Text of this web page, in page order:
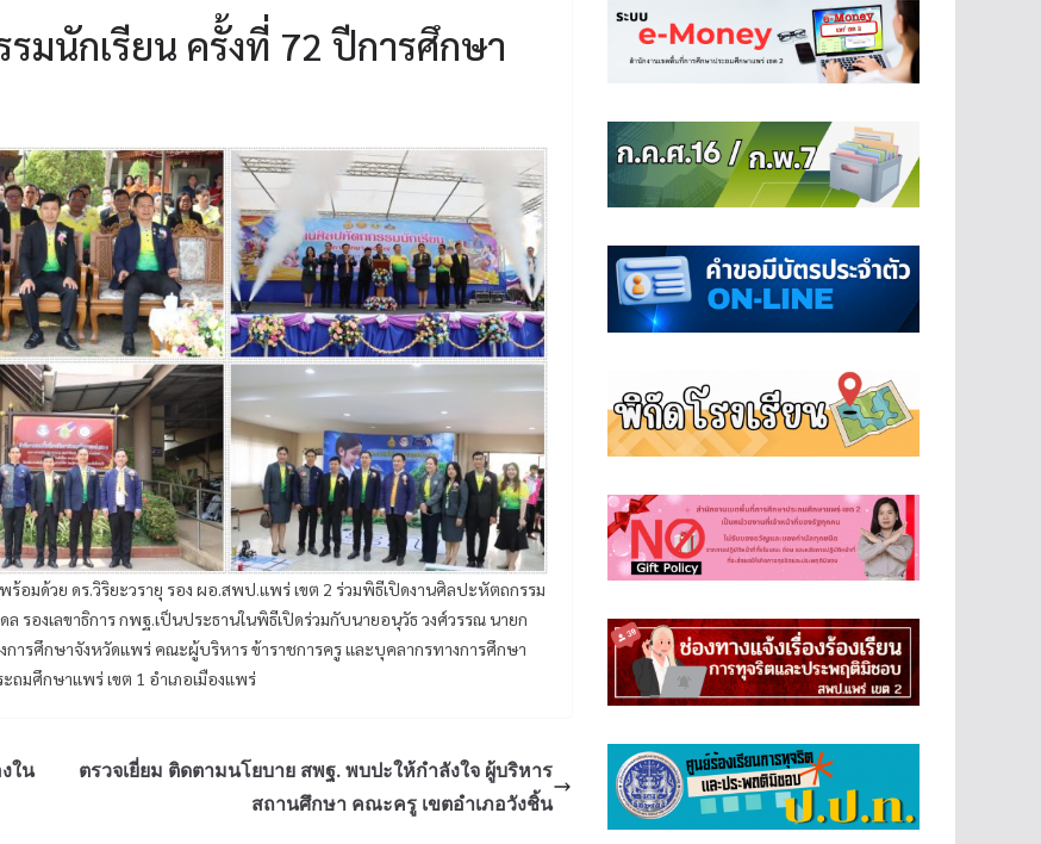
มนักเรียน ครั้งที่ 72 ปีการศึกษา
มด้วย ดร.วิริยะวรายุ รอง ผอ.สพป.แพร่ เขต 2 ร่วมพิธีเปิดงานศิลปะหัตถกรรม
องเลขาธิการ กพฐ.เป็นประธานในพิธีเปิดร่วมกับนายอนุวัธ วงศ์วรรณ นายก
รศึกษาจังหวัดแพร่ คณะผู้บริหาร ข้าราชการครู และบุคลากรทางการศึกษา
ถมศึกษาแพร่ เขต 1 อำเภอเมืองแพร่
ใน
ตรวจเยี่ยม ติดตามนโยบาย สพฐ. พบปะให้กำลังใจ ผู้บริหาร
สถานศึกษา คณะครู เขตอำเภอวังชิ้น